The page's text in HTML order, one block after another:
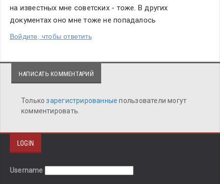
на известных мне советских - тоже. В других
документах оно мне тоже не попадалось
Войдите, чтобы ответить
НАПИСАТЬ КОММЕНТАРИЙ
Толькозарегистрированныепользователи могут
комментировать.
LOGIN
Username